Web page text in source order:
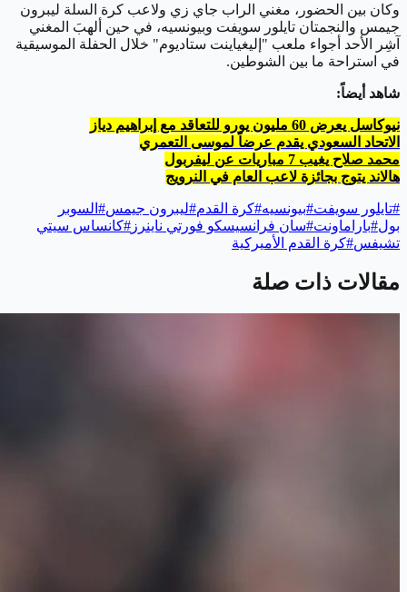
وكان بين الحضور، مغني الراب جاي زي ولاعب كرة السلة ليبرون
جيمس والنجمتان تايلور سويفت وبيونسيه، في حين ألهبَ المغني
آشِر الأحد أجواء ملعب "إليغياينت ستاديوم" خلال الحفلة الموسيقية
في استراحة ما بين الشوطين.
شاهد أيضاً:
نيوكاسل يعرض 60 مليون يورو للتعاقد مع إبراهيم دياز
الاتحاد السعودي يقدم عرضاً لموسى التعمري
محمد صلاح يغيب 7 مباريات عن ليفربول
هالاند يتوج بجائزة لاعب العام في النرويج
#تايلور سويفت#بيونسيه#كرة القدم#ليبرون جيمس# السوبر
بول#باراماونت#سان فرانسيسكو فورتي ناينرز #كانساس سيتي
تشيفس#كرة القدم الأميركية
مقالات ذات صلة